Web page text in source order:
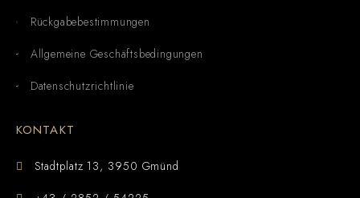
Rückgabebestimmungen
Allgemeine Geschäftsbedingungen
Datenschutzrichtlinie
KONTAKT
Stadtplatz 13, 3950 Gmünd